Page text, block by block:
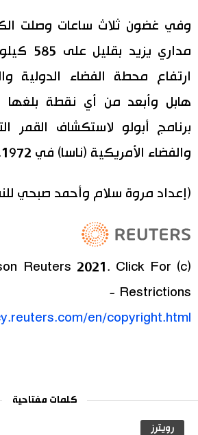
وفي غضون ثلاث ساعات وصلت
مداري
ارتفاع محطة الفضاء الدولية
هابل وأبعد من أي نقطة بلغها
برنامج أبولو لاستكشاف القمر
والفضاء الأمريكية (ناسا) في 1972.
(إعداد مروة سلام وأحمد صبحي
Reuters 2021. Click For
Restrictions -
en/copyright.html
كلمات مفتاحية
رويترز